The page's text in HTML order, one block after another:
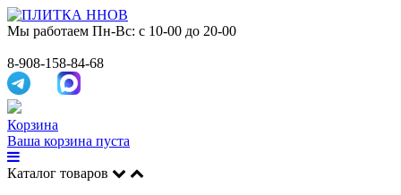
Мы работаем Пн-Вс: с 10-00 до 20-00
8-908-158-84-68
Корзина
Ваша корзина пуста
Каталог товаров